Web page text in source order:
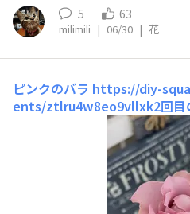
5 63
milimili | 06/30 | 花
ピンクのバラ https://diy-
ents/ztlru4w8eo9vllxk2回目
当に素敵な色😍楽しみです